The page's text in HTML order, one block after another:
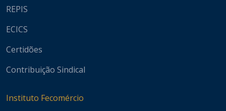
REPIS
ECICS
Certidões
Contribuição Sindical
Instituto Fecomércio